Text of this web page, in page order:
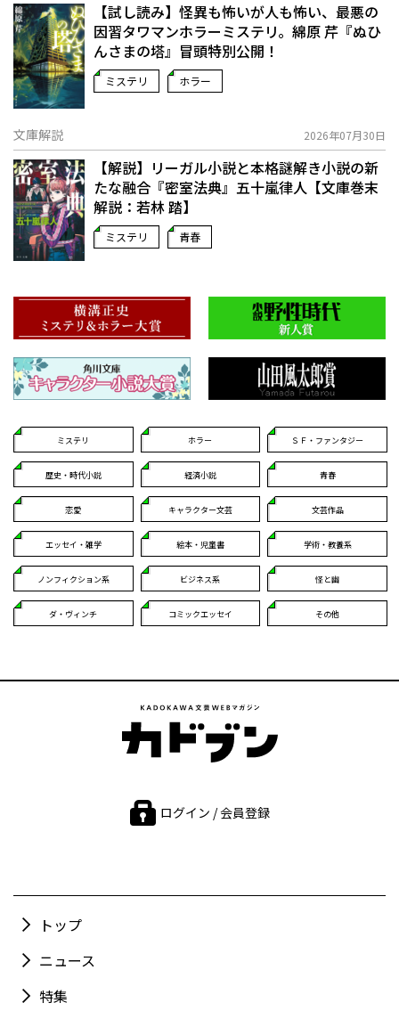
【試し読み】怪異も怖いが人も怖い、最悪の
因習タワマンホラーミステリ。綿原 芹『ぬひ
んさまの塔』冒頭特別公開！
ミステリ ホラー
文庫解説 2026年07月30日
【解説】リーガル小説と本格謎解き小説の新
たな融合――『密室法典』五十嵐律人【文庫巻末
解説：若林 踏】
ミステリ 青春
ミステリ ホラー ＳＦ・ファンタジー
歴史・時代小説 経済小説 青春
恋愛 キャラクター文芸 文芸作品
エッセイ・雑学 絵本・児童書 学術・教養系
ノンフィクション系 ビジネス系 怪と幽
ダ・ヴィンチ コミックエッセイ その他
ログイン / 会員登録
トップ
ニュース
特集